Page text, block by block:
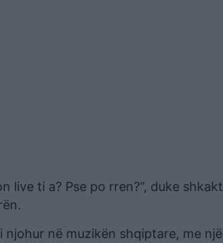
live ti a? Pse po rren?”, duke
në muzikën shqiptare, me një